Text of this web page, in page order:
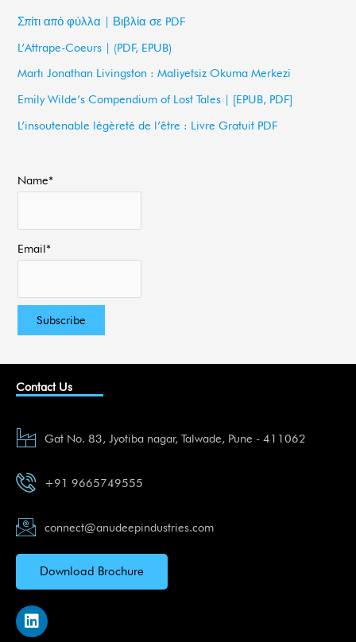
r
:
Σπίτι από φύλλα | Βιβλία σε PDF
L’Attrape-Coeurs | (PDF, EPUB)
Martı Jonathan Livingston : Maliyetsiz Okuma Merkezi
Emily Wilde’s Compendium of Lost Tales | [EPUB, PDF]
L’insoutenable légèreté de l’être : Livre Gratuit PDF
Name*
Email*
Contact Us
Gat No. 83, Jyotiba nagar, Talwade, Pune - 411062
+91 9665749555
connect@anudeepindustries.com
Download Brochure
L
i